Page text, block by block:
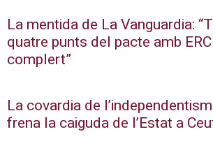
La mentida de La Vanguardia:
quatre punts del pacte amb ERC
complert”
La covardia de
frena la caiguda de l’Estat a